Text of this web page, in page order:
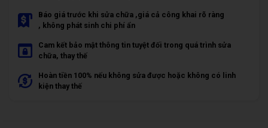
Báo giá trước khi sửa chữa ,giá cả công khai rõ ràng
, không phát sinh chi phí ẩn
Cam kết bảo mật thông tin tuyệt đối trong quá trình sửa
chữa, thay thế
Hoàn tiền 100% nếu không sửa được hoặc không có linh
kiện thay thế